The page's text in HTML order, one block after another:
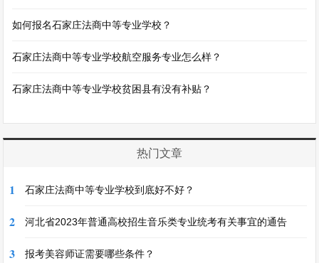
如何报名石家庄法商中等专业学校？
石家庄法商中等专业学校航空服务专业怎么样？
石家庄法商中等专业学校贫困县有没有补贴？
热门文章
1 石家庄法商中等专业学校到底好不好？
2 河北省2023年普通高校招生音乐类专业统考有关事宜的通告
3 报考美容师证需要哪些条件？